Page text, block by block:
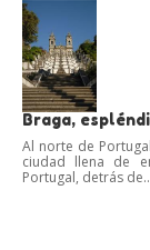
Braga,
Al norte de
ciudad llena de
Portugal, detrás